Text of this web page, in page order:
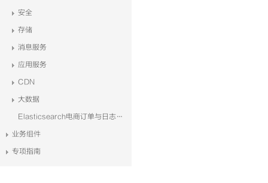
安全
存储
消息服务
应用服务
CDN
大数据
Elasticsearch电商订单与日志系统解决方案
业务组件
专项指南